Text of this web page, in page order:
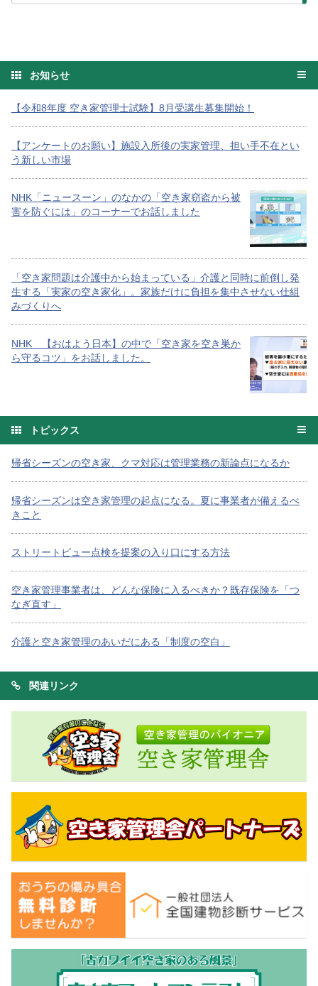
お知らせ
【令和8年度 空き家管理士試験】8月受講生募集開始！
【アンケートのお願い】施設入所後の実家管理、担い手不在とい
う新しい市場
NHK「ニュースーン」のなかの「空き家窃盗から被
害を防ぐには」のコーナーでお話しました
「空き家問題は介護中から始まっている」介護と同時に前倒し発
生する「実家の空き家化」。家族だけに負担を集中させない仕組
みづくりへ
NHK 【おはよう日本】の中で「空き家を空き巣か
ら守るコツ」をお話しました。
トピックス
帰省シーズンの空き家、クマ対応は管理業務の新論点になるか
帰省シーズンは空き家管理の起点になる。夏に事業者が備えるべ
きこと
ストリートビュー点検を提案の入り口にする方法
空き家管理事業者は、どんな保険に入るべきか？既存保険を「つ
なぎ直す」
介護と空き家管理のあいだにある「制度の空白」
関連リンク